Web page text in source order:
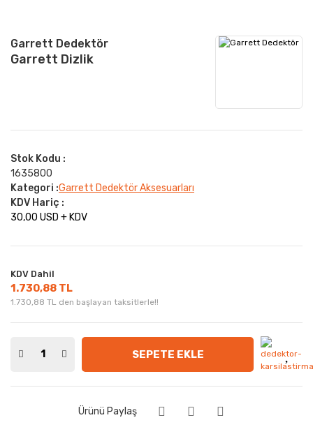
Garrett Dedektör
Garrett Dizlik
Stok Kodu :
1635800
Kategori :Garrett Dedektör Aksesuarları
KDV Hariç :
30,00 USD + KDV
KDV Dahil
1.730,88 TL
1.730,88 TL den başlayan taksitlerle!!
SEPETE EKLE
Ürünü Paylaş